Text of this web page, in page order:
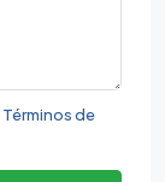
Términos de